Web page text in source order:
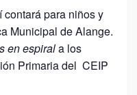
para niños y
Municipal de Alange.
en espirala los
Primaria del CEIP